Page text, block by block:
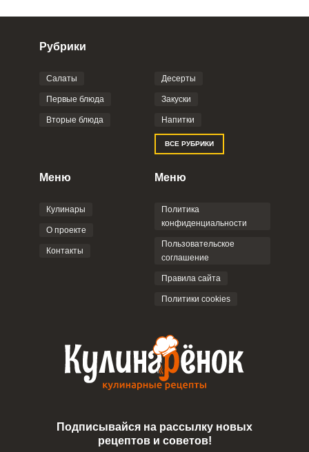
Фото до 4 шт, до 5 mb
Отправляя эту форму, вы соглашаетесь с
Политикой
Пользовательским
соглашением
Рубрики
Салаты
Первые блюда
Вторые блюда
Десерты
Закуски
Напитки
ВСЕ РУБРИКИ
Меню
Кулинары
О проекте
Контакты
Меню
Политика
конфиденциальности
Пользовательское
соглашение
Правила сайта
Политики cookies
Подписывайся на рассылку новых
рецептов и советов!